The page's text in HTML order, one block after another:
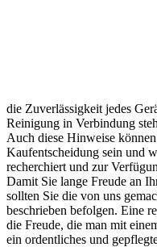
die Zuverlässigkeit jedes
Reinigung in Verbindung
Auch diese Hinweise
Kaufentscheidung sein und
recherchiert und zur
Damit Sie lange Freude an
sollten Sie die von uns
beschrieben befolgen. Eine
die Freude, die man mit
ein ordentliches und